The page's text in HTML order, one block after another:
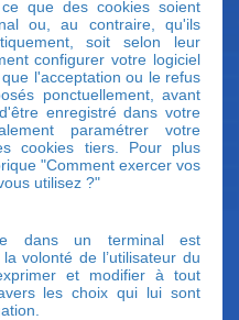
que des cookies soient
ou, au contraire, qu'ils
soit selon leur
configurer votre logiciel
l'acceptation ou le refus
ponctuellement, avant
enregistré dans votre
paramétrer votre
cookies tiers. Pour plus
"Comment exercer vos
utilisez ?"
dans un terminal est
volonté de l’utilisateur du
et modifier à tout
les choix qui lui sont